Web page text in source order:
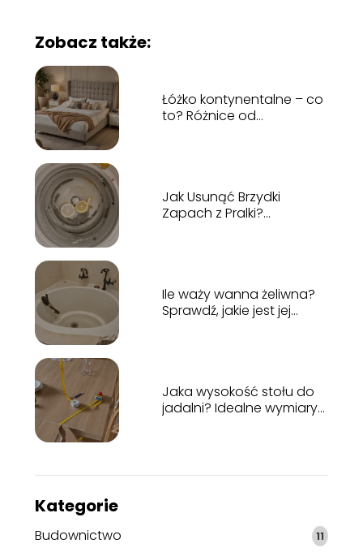
Zobacz także:
Łóżko kontynentalne – co
to? Różnice od
Jak Usunąć Brzydki
Zapach z Pralki?
Ile waży wanna żeliwna?
Sprawdź, jakie jest jej
Jaka wysokość stołu do
jadalni? Idealne wymiary
Kategorie
Budownictwo 11